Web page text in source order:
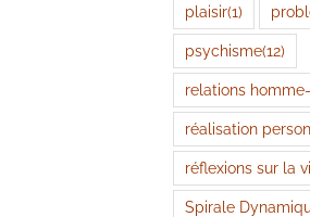
plaisir(1)
psychisme(12)
relations
réalisation
réflexions sur la
Spirale